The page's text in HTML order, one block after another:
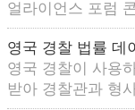
얼라이언스 포럼
영국 경찰 법률 데
영국 경찰이 사용
받아 경찰관과 형